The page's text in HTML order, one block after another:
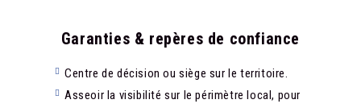
Garanties & repères de confiance
Centre de décision ou siège sur le territoire.
Asseoir la visibilité sur le périmètre local, pour